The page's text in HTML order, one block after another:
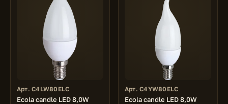
Арт. C4LW80ELC
Ecola candle LED 8,0W
Арт. C4YW80ELC
Ecola candle LED 8,0W